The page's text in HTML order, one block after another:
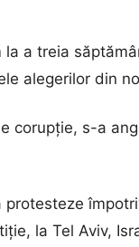
a treia
alegerilor din
corupție, s-a
la Tel Aviv,